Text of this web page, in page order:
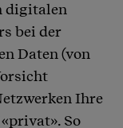
digitalen
bei der
Daten (von
Ihre
So